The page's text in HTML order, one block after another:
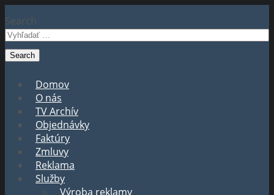
Search
Domov
O nás
TV Archív
Objednávky
Faktúry
Zmluvy
Reklama
Služby
Výroba reklamy